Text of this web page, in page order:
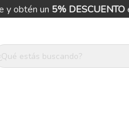
y obtén un 5% DESCUENTO